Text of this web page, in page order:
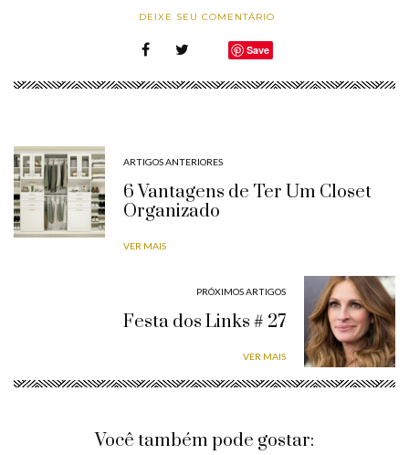
DEIXE SEU COMENTÁRIO
Save
ARTIGOS ANTERIORES
6 Vantagens de Ter Um Closet
Organizado
VER MAIS
PRÓXIMOS ARTIGOS
Festa dos Links # 27
VER MAIS
Você também pode gostar: